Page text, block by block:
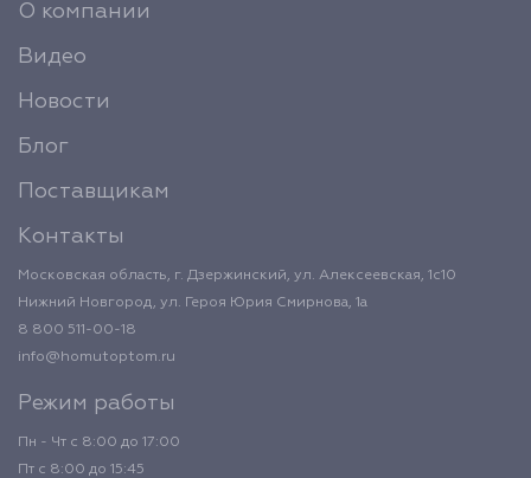
О компании
Видео
Новости
Блог
Поставщикам
Контакты
Московская область, г. Дзержинский, ул. Алексеевская, 1с10
Нижний Новгород, ул. Героя Юрия Смирнова, 1а
8 800 511-00-18
info@homutoptom.ru
Режим работы
Пн - Чт с 8:00 до 17:00
Пт с 8:00 до 15:45